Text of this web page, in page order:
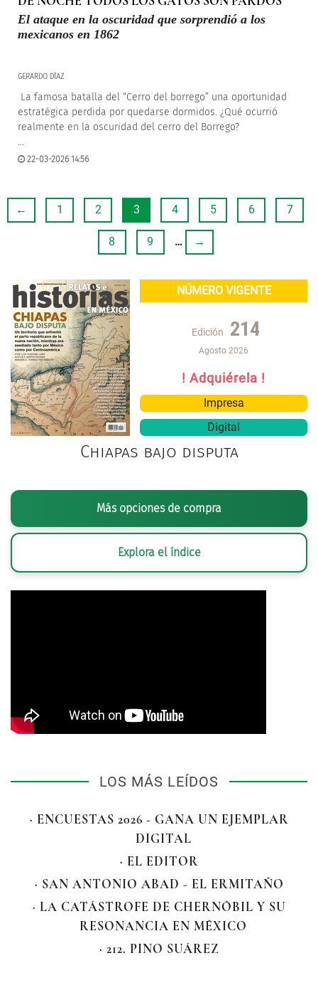
El ataque en la oscuridad que sorprendió a los
mexicanos en 1862
GERARDO DÍAZ
La famosa batalla del “Cerro del borrego” una oportunidad
estratégica perdida por quedarse dormidos. ¿Qué ocurrió
realmente en la oscuridad del cerro del Borrego?
...
22-03-2026 14:56
← 1 2 3 4 5 6 7
8 9 … →
NÚMERO VIGENTE
Edición 214
Agosto 2026
! Adquiérela !
Impresa
Digital
Chiapas bajo disputa
Más opciones de compra
Explora el índice
LOS MÁS LEÍDOS
· ENCUESTAS 2026 - GANA UN EJEMPLAR
DIGITAL
· EL EDITOR
· SAN ANTONIO ABAD - EL ERMITAÑO
· LA CATÁSTROFE DE CHERNÓBIL Y SU
RESONANCIA EN MÉXICO
· 212. PINO SUÁREZ